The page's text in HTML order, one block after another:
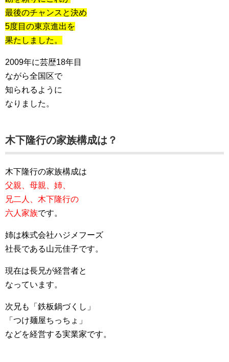
最後のチャンスと決め
5度目の東京進出を
果たしました。
2009年に芸歴18年目
ながら全国区で
知られるように
なりました。
木下隆行の家族構成は？
木下隆行の家族構成は
父親、母親、姉、
兄二人、木下隆行の
六人家族です。
姉は株式会社ハジメフーズ
社長である山元佳子です。
現在は長兄が経営者と
なっています。
次兄も「鉄板鍋づくし」
「つけ麺屋ちっちょ」
などを経営する実業家です。